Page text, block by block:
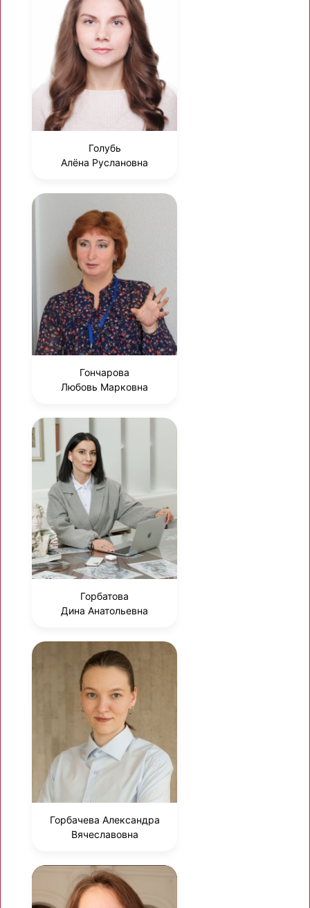
Голубь
Алёна Руслановна
Гончарова
Любовь Марковна
Горбатова
Дина Анатольевна
Горбачева Александра
Вячеславовна